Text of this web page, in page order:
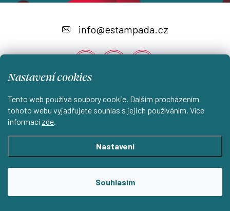
Nastavení cookies
Tento web používá soubory cookie. Dalším procházením
tohoto webu vyjadřujete souhlas s jejich používáním. Více
informací zde.
Nastavení
Souhlasím
p
a
Instagram
info@estampada.cz
Shoptet.cz KantorStudio.cz
ESTAMPADA s.r.o.. Všechna práva vyhrazena.